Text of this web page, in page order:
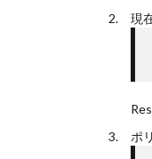
現
ポ